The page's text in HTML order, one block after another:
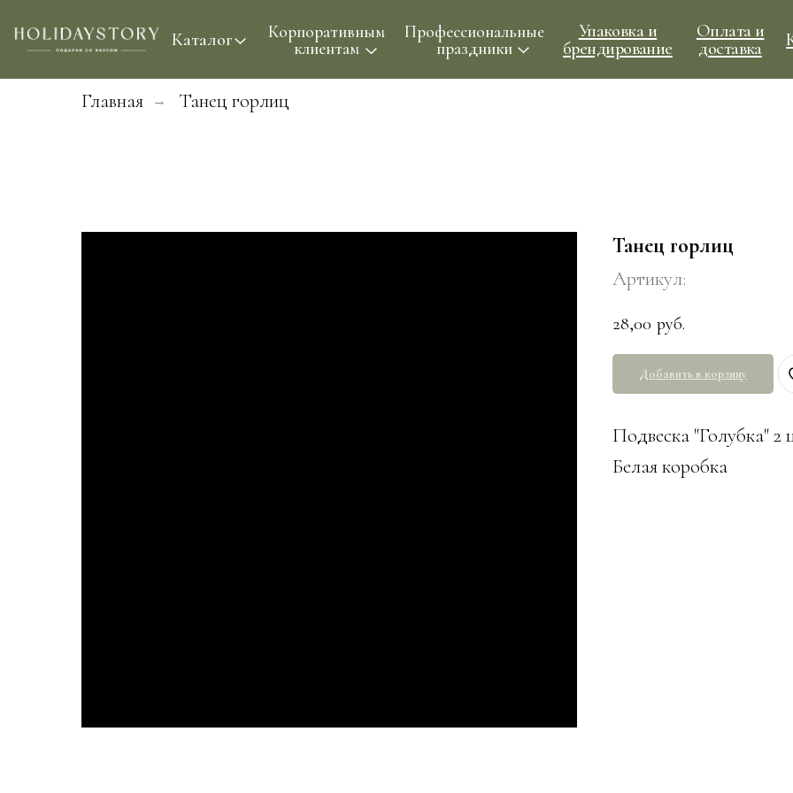
Контакты
Оплата и
доставка
Упаковка и
брендирование
Корпоративным
клиентам
Профессиональные
праздники
Каталог
Главная → Танец горлиц
Танец горлиц
Артикул:
28,00 руб.
Добавить в корзину
Подвеска "Голубка" 2
Белая коробка